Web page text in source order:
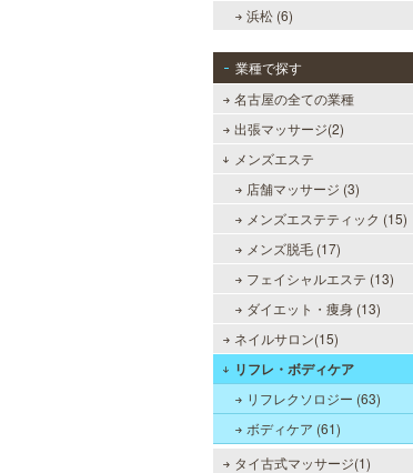
浜松 (6)
業種で探す
名古屋の全ての業種
出張マッサージ(2)
メンズエステ
店舗マッサージ (3)
メンズエステティック (15)
メンズ脱毛 (17)
フェイシャルエステ (13)
ダイエット・痩身 (13)
ネイルサロン(15)
リフレ・ボディケア
リフレクソロジー (63)
ボディケア (61)
タイ古式マッサージ(1)